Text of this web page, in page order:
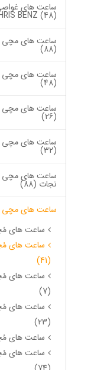
ساعت های
BENZ (48)
ساعت های مچی
(88)
ساعت های مچی
(48)
ساعت های مچی
(26)
ساعت های مچی
(32)
ساعت های مچی
نجات (88)
ساعت های مچی
ساعت های
ساعت های
(41)
ساعت های
(7)
ساعت های
(23)
ساعت های
ساعت های